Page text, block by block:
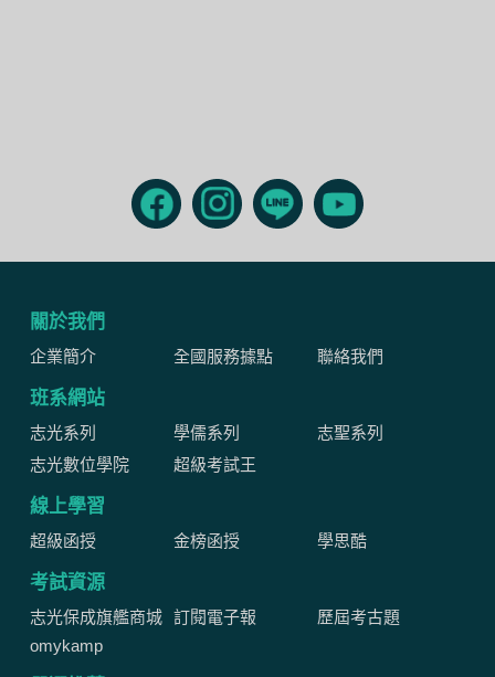
關於我們
企業簡介 全國服務據點 聯絡我們
班系網站
志光系列 學儒系列
志聖系列
志光數位學院
超級考試王
線上學習
超級函授 金榜函授 學思酷
考試資源
志光保成旗艦商城 訂閱電子報
歷屆考古題
omykamp